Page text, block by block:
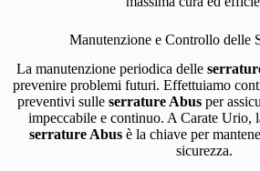
Manutenzione e Controllo delle
La manutenzione periodica delle
prevenire problemi futuri. Effettuiamo
preventivi sulle serrature Abusper
impeccabile e continuo. A Carate Urio,
serrature Abus è la chiave per
sicurezza.